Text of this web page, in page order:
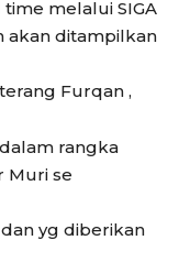
melalui SIGA
akan ditampilkan
Furqan ,
rangka
Muri se
yg diberikan